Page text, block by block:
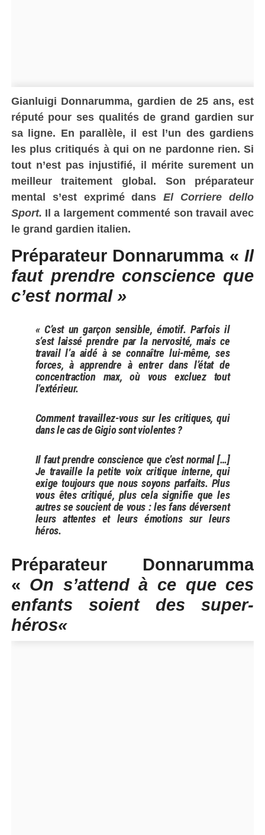
Gianluigi Donnarumma, gardien de 25 ans, est
réputé pour ses qualités de grand gardien sur
sa ligne. En parallèle, il est l’un des gardiens
les plus critiqués à qui on ne pardonne rien. Si
tout n’est pas injustifié, il mérite surement un
meilleur traitement global. Son préparateur
mental s’est exprimé dansEl Corriere dello
Sport. Il a largement commenté son travail avec
le grand gardien italien.
Préparateur Donnarumma «Il
faut prendre conscience que
c’est normal »
« C’est un garçon sensible, émotif. Parfois il
s’est laissé prendre par la nervosité, mais ce
travail l’a aidé à se connaître lui-même, ses
forces, à apprendre à entrer dans l’état de
concentraction max, où vous excluez tout
l’extérieur.
Comment travaillez-vous sur les critiques, qui
dans le cas de Gigio sont violentes ?
Il faut prendre conscience que c’est normal […]
Je travaille la petite voix critique interne, qui
exige toujours que nous soyons parfaits. Plus
vous êtes critiqué, plus cela signifie que les
autres se soucient de vous : les fans déversent
leurs attentes et leurs émotions sur leurs
héros.
Préparateur Donnarumma
« On s’attend à ce que ces
enfants soient des super-
héros«